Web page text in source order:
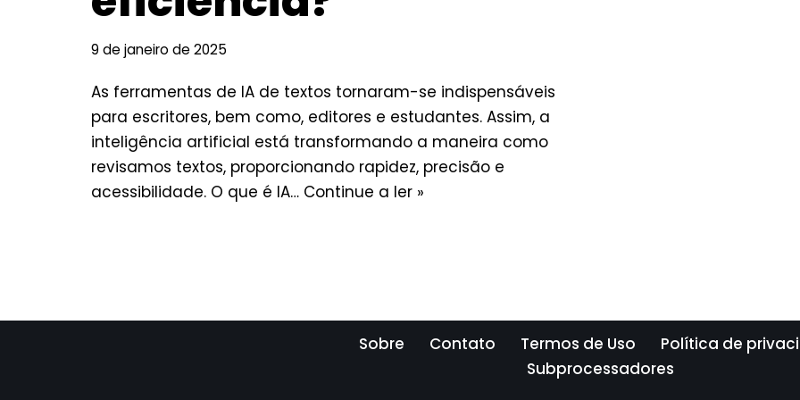
9 de janeiro de 2025
As ferramentas de IA de textos tornaram-se indispensáveis
para escritores, bem como, editores e estudantes. Assim, a
inteligência artificial está transformando a maneira como
revisamos textos, proporcionando rapidez, precisão e
acessibilidade. O que é IA… Continue a ler »
Sobre Contato Termos de Uso
Política de
Subprocessadores